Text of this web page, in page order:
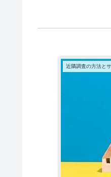
近隣調査の方法と